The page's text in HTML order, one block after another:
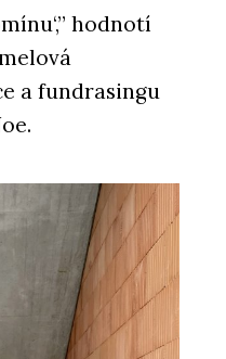
hodnotí
a fundrasingu